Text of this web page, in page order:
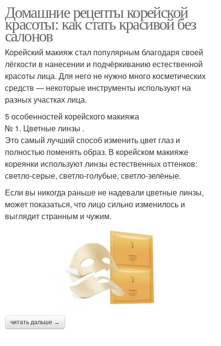
Домашние рецепты корейской
красоты: как стать красивой без
салонов
Корейский макияж стал популярным благодаря своей
лёгкости в нанесении и подчёркиванию естественной
красоты лица. Для него не нужно много косметических
средств — некоторые инструменты используют на
разных участках лица.
5 особенностей корейского макияжа
№ 1. Цветные линзы .
Это самый лучший способ изменить цвет глаз и
полностью поменять образ. В корейском макияже
кореянки используют линзы естественных оттенков:
светло-серые, светло-голубые, светло-зелёные.
Если вы никогда раньше не надевали цветные линзы,
может показаться, что лицо сильно изменилось и
выглядит странным и чужим.
читать дальше →